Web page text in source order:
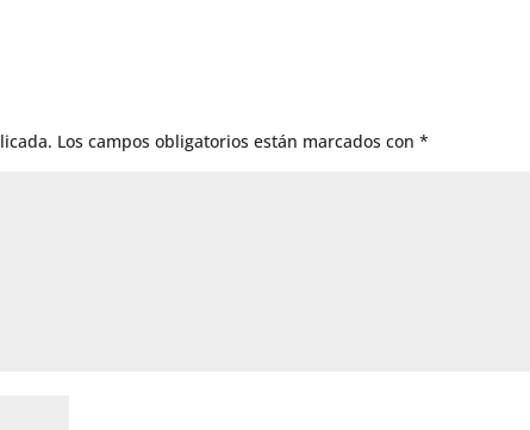
Los campos obligatorios están marcados con*